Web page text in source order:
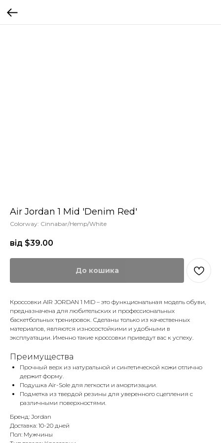
Air Jordan 1 Mid 'Denim Red'
Colorway: Cinnabar/Hemp/White
від $39.00
До кошика
Кроссовки AIR JORDAN 1 MID – это функциональная модель обуви,
предназначена для любительских и профессиональных
баскетбольных тренировок. Сделаны только из качественных
материалов, являются износостойкими и удобными в
эксплуатации. Именно такие кроссовки приведут вас к успеху.
Преимущества
Прочный верх из натуральной и синтетической кожи отлично
держит форму.
Подушка Air-Sole для легкости и амортизации.
Подметка из твердой резины для уверенного сцепления с
различными поверхностями.
Бренд: Jordan
Доставка: 10-20 дней
Пол: Мужчины